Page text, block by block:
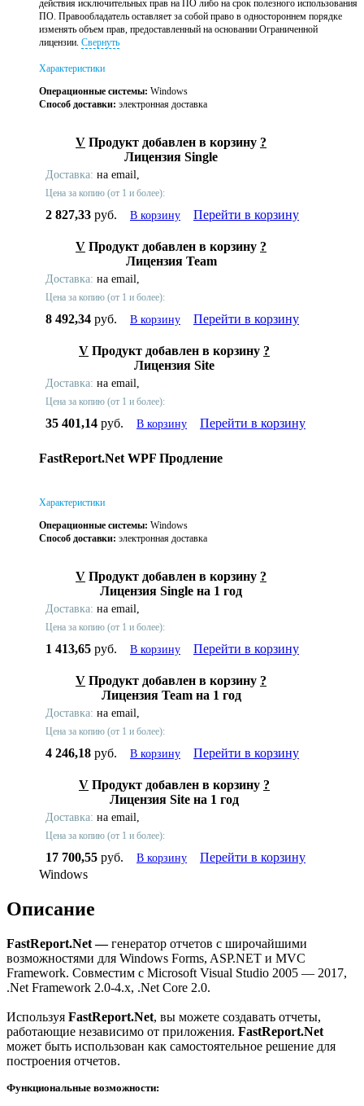
действия исключительных прав на ПО либо на срок полезного использования
ПО. Правообладатель оставляет за собой право в одностороннем порядке
изменять объем прав, предоставленный на основании Ограниченной
лицензии. Свернуть
Характеристики
Операционные системы: Windows
Способ доставки: электронная доставка
V Продукт добавлен в корзину ?
Лицензия Single
Доставка: на email,
Цена за копию (от 1 и более):
2 827,33 руб. В корзину Перейти в корзину
V Продукт добавлен в корзину ?
Лицензия Team
Доставка: на email,
Цена за копию (от 1 и более):
8 492,34 руб. В корзину Перейти в корзину
V Продукт добавлен в корзину ?
Лицензия Site
Доставка: на email,
Цена за копию (от 1 и более):
35 401,14 руб. В корзину Перейти в корзину
FastReport.Net WPF Продление
Характеристики
Операционные системы: Windows
Способ доставки: электронная доставка
V Продукт добавлен в корзину ?
Лицензия Single на 1 год
Доставка: на email,
Цена за копию (от 1 и более):
1 413,65 руб. В корзину Перейти в корзину
V Продукт добавлен в корзину ?
Лицензия Team на 1 год
Доставка: на email,
Цена за копию (от 1 и более):
4 246,18 руб. В корзину Перейти в корзину
V Продукт добавлен в корзину ?
Лицензия Site на 1 год
Доставка: на email,
Цена за копию (от 1 и более):
17 700,55 руб. В корзину
Перейти в корзину
Windows
Описание
FastReport.Net —генератор отчетов с широчайшими
возможностями для Windows Forms, ASP.NET и MVC
Framework. Совместим с Microsoft Visual Studio 2005 — 2017,
.Net Framework 2.0-4.x, .Net Core 2.0.
Используя FastReport.Net, вы можете создавать отчеты,
работающие независимо от приложения. FastReport.Net
может быть использован как самостоятельное решение для
построения отчетов.
Функциональные возможности: